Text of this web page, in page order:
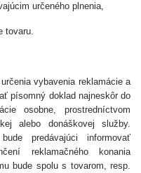
určeného plnenia,
tovaru.
vybavenia reklamácie a
písomný doklad najneskôr do
osobne, prostredníctvom
alebo donáškovej služby.
predávajúci informovať
reklamačného konania
bude spolu s tovarom, resp.